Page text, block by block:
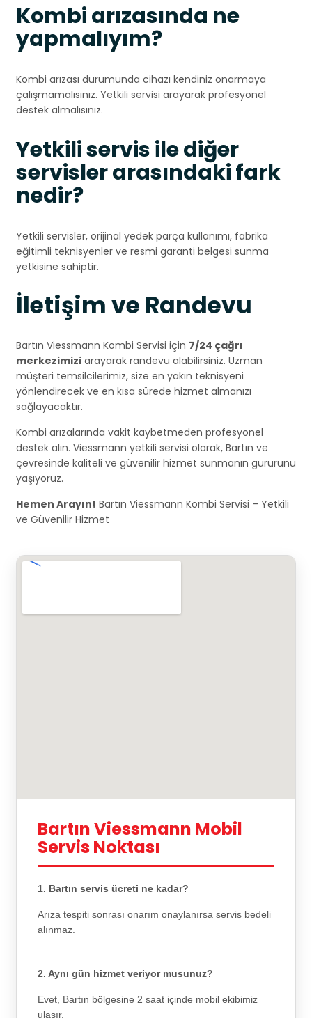
Kombi arızasında ne
yapmalıyım?
Kombi arızası durumunda cihazı kendiniz onarmaya
çalışmamalısınız. Yetkili servisi arayarak profesyonel
destek almalısınız.
Yetkili servis ile diğer
servisler arasındaki fark
nedir?
Yetkili servisler, orijinal yedek parça kullanımı, fabrika
eğitimli teknisyenler ve resmi garanti belgesi sunma
yetkisine sahiptir.
İletişim ve Randevu
Bartın Viessmann Kombi Servisi için 7/24 çağrı
merkezimizi arayarak randevu alabilirsiniz. Uzman
müşteri temsilcilerimiz, size en yakın teknisyeni
yönlendirecek ve en kısa sürede hizmet almanızı
sağlayacaktır.
Kombi arızalarında vakit kaybetmeden profesyonel
destek alın. Viessmann yetkili servisi olarak, Bartın ve
çevresinde kaliteli ve güvenilir hizmet sunmanın gururunu
yaşıyoruz.
Hemen Arayın! Bartın Viessmann Kombi Servisi – Yetkili
ve Güvenilir Hizmet
Bartın Viessmann Mobil
Servis Noktası
1. Bartın servis ücreti ne kadar?
Arıza tespiti sonrası onarım onaylanırsa servis bedeli
alınmaz.
2. Aynı gün hizmet veriyor musunuz?
Evet, Bartın bölgesine 2 saat içinde mobil ekibimiz
ulaşır.